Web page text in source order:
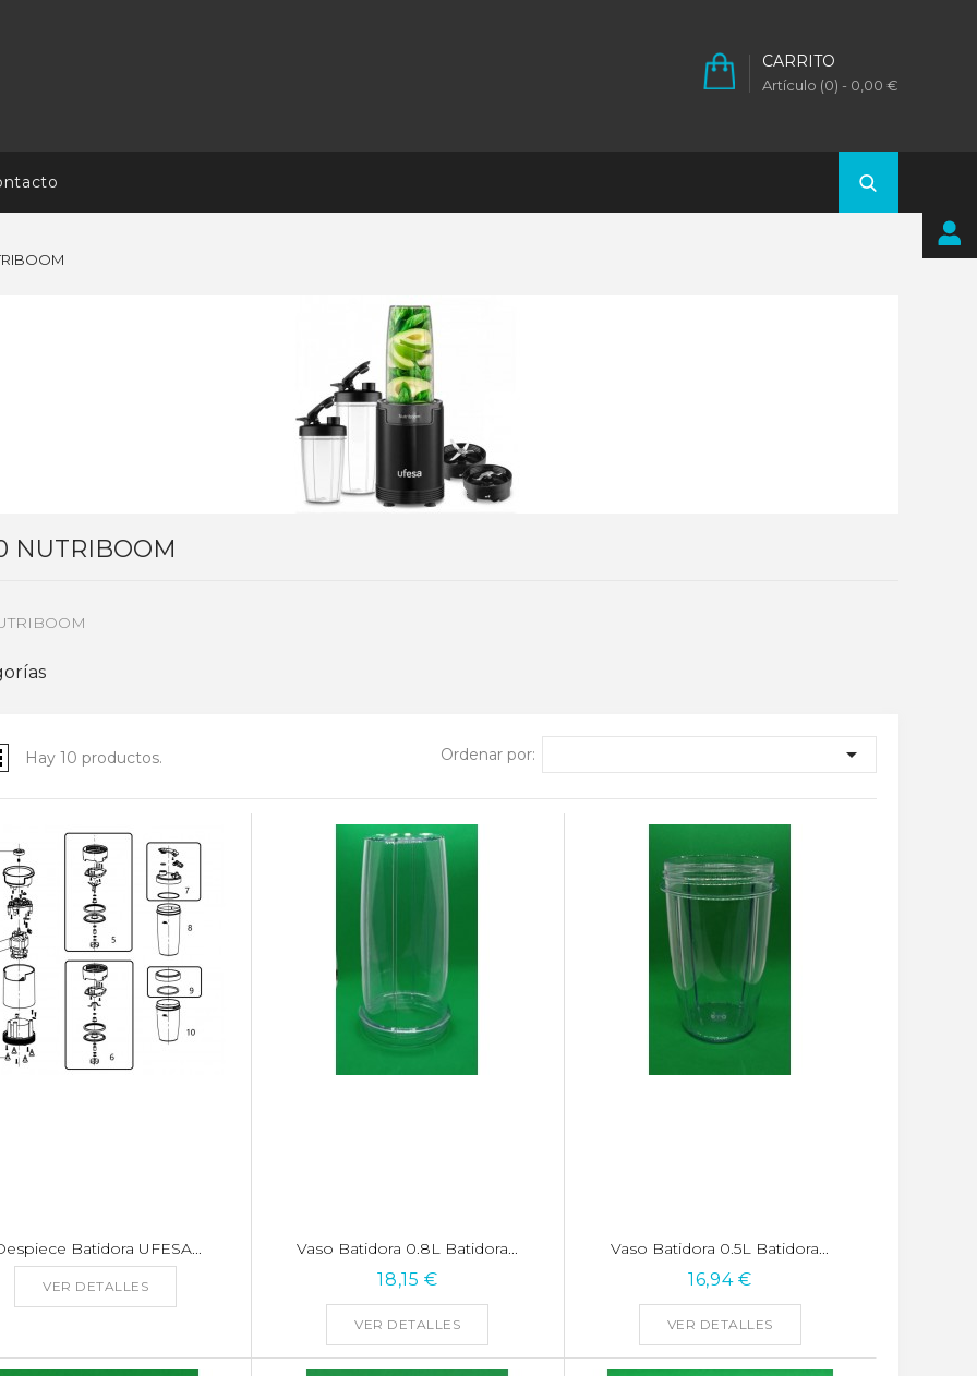
CARRITO
Artículo (0) - 0,00 €
NUTRIBOOM
Hay 10 productos. Ordenar por: 
Batidora UFESA...
VER DETALLES
Vaso Batidora 0.8L Batidora...
18,15 €
VER DETALLES
Vaso Batidora 0.5L Batidora...
16,94 €
VER DETALLES